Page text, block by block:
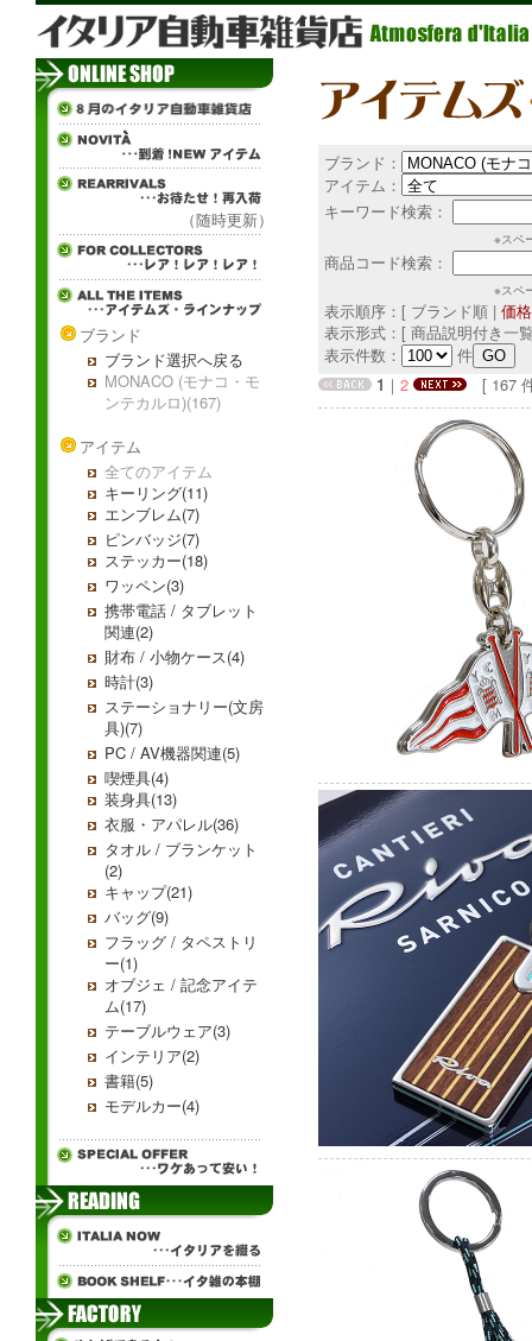
（随時更新）
ブランド
ブランド選択へ戻る
MONACO (モナコ・モ
ンテカルロ)(167)
アイテム
全てのアイテム
キーリング(11)
エンブレム(7)
ピンバッジ(7)
ステッカー(18)
ワッペン(3)
携帯電話 / タブレット
関連(2)
財布 / 小物ケース(4)
時計(3)
ステーショナリー(文房
具)(7)
PC / AV機器関連(5)
喫煙具(4)
装身具(13)
衣服・アパレル(36)
タオル / ブランケット
(2)
キャップ(21)
バッグ(9)
フラッグ / タペストリ
ー(1)
オブジェ / 記念アイテ
ム(17)
テーブルウェア(3)
インテリア(2)
書籍(5)
モデルカー(4)
ブランド：
アイテム：
キーワード検索：
※スペ
商品コード検索：
※スペ
表示順序：[ ブランド順 | 価
表示形式：[ 商品説明付き一
表示件数：
件
1 ｜ 2 [ 167 件